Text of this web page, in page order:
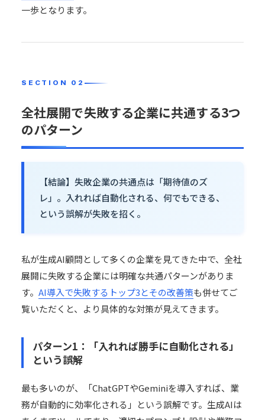
一歩となります。
全社展開で失敗する企業に共通する3つ
のパターン
【結論】失敗企業の共通点は「期待値のズ
レ」。入れれば自動化される、何でもできる、
という誤解が失敗を招く。
私が生成AI顧問として多くの企業を見てきた中で、全社
展開に失敗する企業には明確な共通パターンがありま
す。 AI導入で失敗するトップ3とその改善策も併せてご
覧いただくと、より具体的な対策が見えてきます。
パターン1：「入れれば勝手に自動化される」
という誤解
最も多いのが、「ChatGPTやGeminiを導入すれば、業
務が自動的に効率化される」という誤解です。生成AIは